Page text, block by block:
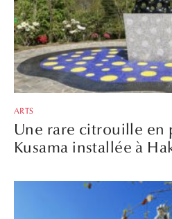
ARTS
Une rare citrouille en
Kusama installée à